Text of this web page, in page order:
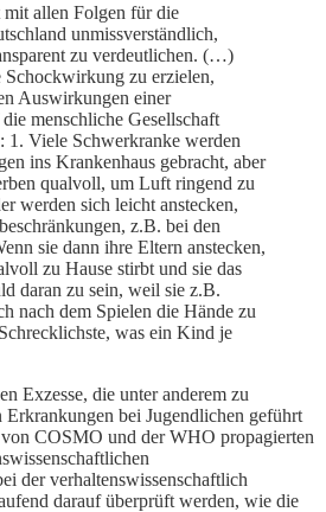
mit allen Folgen für die
unmissverständlich,
zu verdeutlichen. (…)
zu erzielen,
Auswirkungen einer
menschliche Gesellschaft
1. Viele Schwerkranke werden
ins Krankenhaus gebracht, aber
qualvoll, um Luft ringend zu
werden sich leicht anstecken,
z.B. bei den
sie dann ihre Eltern anstecken,
zu Hause stirbt und sie das
daran zu sein, weil sie z.B.
nach dem Spielen die Hände zu
was ein Kind je
Exzesse, die unter anderem zu
Erkrankungen bei Jugendlichen geführt
von COSMO und der WHO propagierten
der verhaltenswissenschaftlich
darauf überprüft werden, wie die